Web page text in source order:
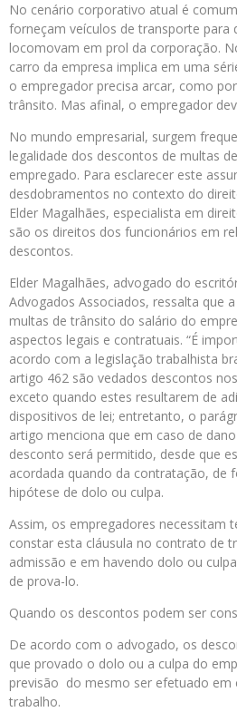
No cenário corporativo atual é
forneçam veículos de transporte para
locomovam em prol da corporação.
carro da empresa implica em uma
o empregador precisa arcar, como
trânsito. Mas afinal, o empregador
No mundo empresarial, surgem
legalidade dos descontos de multas
empregado. Para esclarecer este
desdobramentos no contexto do
Elder Magalhães, especialista em
são os direitos dos funcionários em
descontos.
Elder Magalhães, advogado do
Advogados Associados, ressalta que
multas de trânsito do salário do
aspectos legais e contratuais. “É
acordo com a legislação trabalhista
artigo 462 são vedados descontos
exceto quando estes resultarem de
dispositivos de lei; entretanto, o
artigo menciona que em caso de
desconto será permitido, desde que
acordada quando da contratação, de
hipótese de dolo ou culpa.
Assim, os empregadores necessitam
constar esta cláusula no contrato de
admissão e em havendo dolo ou
de prova-lo.
Quando os descontos podem ser
De acordo com o advogado, os
que provado o dolo ou a culpa do
previsão do mesmo ser efetuado
trabalho.